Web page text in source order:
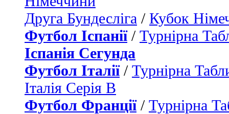
Друга Бундесліга / Кубок
Футбол Іспанії/ Турнірна
Іспанія Сегунда
Футбол Італії/ Турнірна
Італія Серія B
Футбол Франції/ Турнірна